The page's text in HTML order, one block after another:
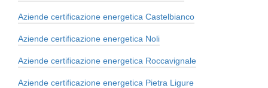
Aziende certificazione energetica Castelbianco
Aziende certificazione energetica Noli
Aziende certificazione energetica Roccavignale
Aziende certificazione energetica Pietra Ligure